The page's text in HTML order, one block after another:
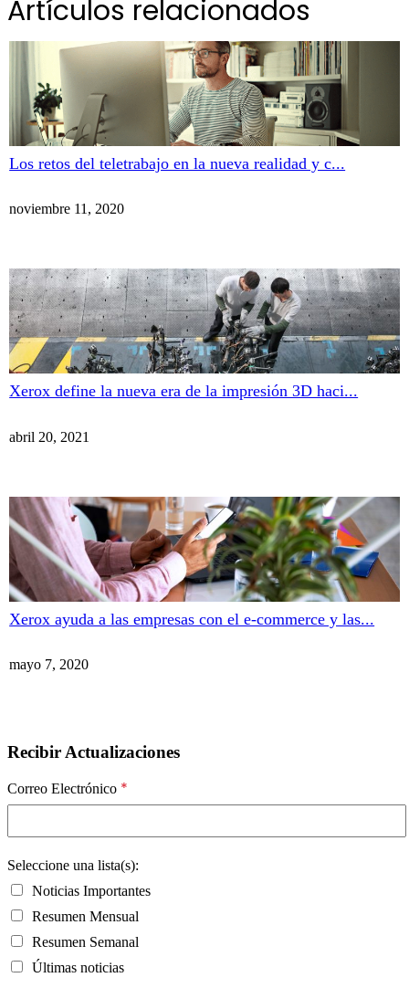
Artículos relacionados
Los retos del teletrabajo en la nueva realidad y c...
noviembre 11, 2020
Xerox define la nueva era de la impresión 3D haci...
abril 20, 2021
Xerox ayuda a las empresas con el e-commerce y las...
mayo 7, 2020
Recibir Actualizaciones
Correo Electrónico *
Seleccione una lista(s):
Noticias Importantes
Resumen Mensual
Resumen Semanal
Últimas noticias